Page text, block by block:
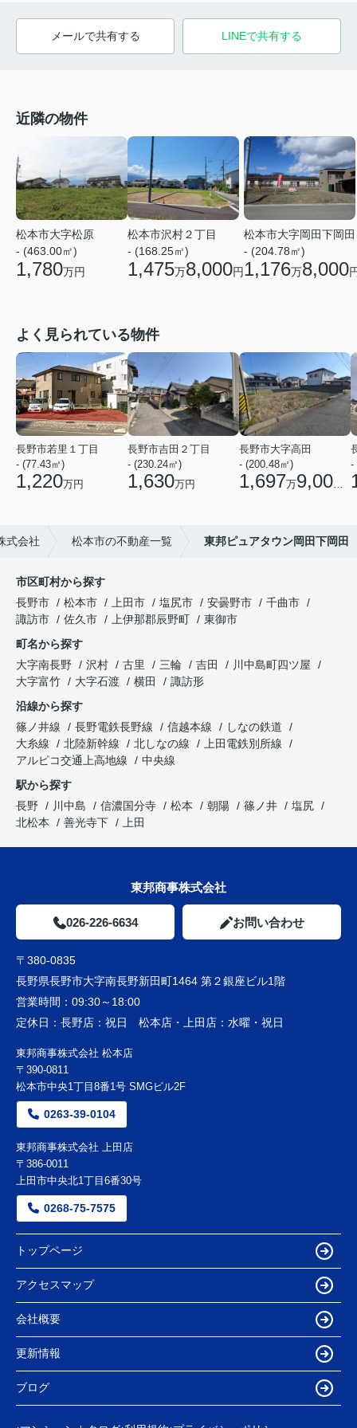
メールで共有する LINEで共有する
近隣の物件
松本市大字松原
- (463.00㎡)
1,780万円
松本市沢村２丁目
- (168.25㎡)
1,475万8,000円
松本市大字岡田下岡田
- (204.78㎡)
1,176万8,000
よく見られている物件
長野市若里１丁目
- (77.43㎡)
1,220万円
長野市吉田２丁目
- (230.24㎡)
1,630万円
長野市大字高田
- (200.48㎡)
1,697万9,000 円
-
式会社 松本市の不動産一覧 東邦ピュアタウン岡田下岡田
市区町村から探す
長野市
松本市 上田市 塩尻市 安曇野市
千曲市
諏訪市
佐久市 上伊那郡辰野町
東御市
町名から探す
大字南長野
沢村 古里 三輪 吉田
川中島町四ツ屋
大字富竹
大字石渡 横田
諏訪形
沿線から探す
篠ノ井線
長野電鉄長野線 信越本線
しなの鉄道
大糸線
北陸新幹線 北しなの線
上田電鉄別所線
アルピコ交通上高地線
中央線
駅から探す
長野
川中島 信濃国分寺 松本 朝陽 篠ノ井
塩尻
北松本
善光寺下 上田
東邦商事株式会社
026-226-6634 お問い合わせ
〒380-0835
長野県長野市大字南長野新田町1464 第２銀座ビル1階
営業時間： 09:30～18:00
定休日： 長野店：祝日 松本店・上田店：水曜・祝日
東邦商事株式会社 松本店
〒390-0811
松本市中央1丁目8番1号 SMGビル2F
0263-39-0104
東邦商事株式会社 上田店
〒386-0011
上田市中央北1丁目6番30号
0268-75-7575
トップページ
アクセスマップ
会社概要
更新情報
ブログ